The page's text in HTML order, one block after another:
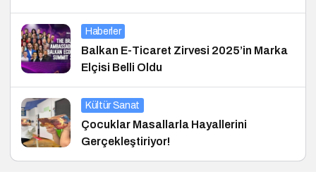
Haberler
Balkan E-Ticaret Zirvesi 2025’in Marka
Elçisi Belli Oldu
Kültür Sanat
Çocuklar Masallarla Hayallerini
Gerçekleştiriyor!